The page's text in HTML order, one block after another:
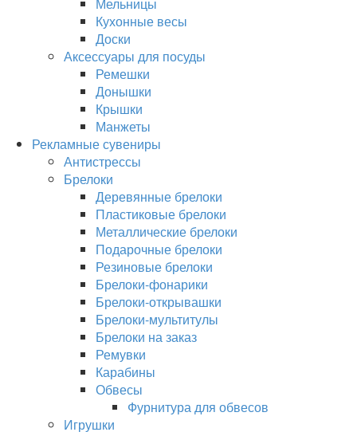
Кухонные весы
Доски
Аксессуары для посуды
Ремешки
Донышки
Крышки
Манжеты
Рекламные сувениры
Антистрессы
Брелоки
Деревянные брелоки
Пластиковые брелоки
Металлические брелоки
Подарочные брелоки
Резиновые брелоки
Брелоки-фонарики
Брелоки-открывашки
Брелоки-мультитулы
Брелоки на заказ
Ремувки
Карабины
Обвесы
Фурнитура для обвесов
Игрушки